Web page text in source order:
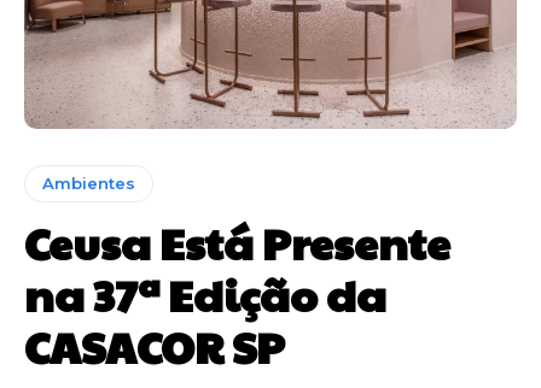
Ambientes
Ceusa Está Presente
na 37ª Edição da
CASACOR SP